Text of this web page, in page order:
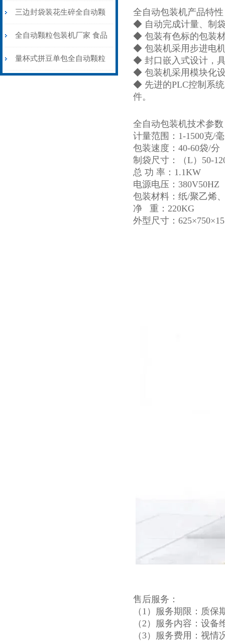
包装机15-35克\包
三边封袋装花生碎全自动颗
粒包装机1000克\包
全自动颗粒包装机厂家 食品
大米小米白糖食盐包装机
量杯式拼豆单包全自动颗粒
全自动包装机产品特性
◆ 自动完成计量、制
◆ 包装有色标的包装
◆ 包装机采用步进电
◆ 封口嵌入式设计，
◆ 包装机采用模块化
◆ 先进的PLC控制系
件。
全自动包装机技术参数
计量范围：1-1500克/
包装速度：40-60袋/分
制袋尺寸：（L）50-
总 功 率：1.1KW
电源电压：
包装材料：纸/聚乙烯
净 重：220KG
外型尺寸：
售后服务：
（1）服务期限：质
（2）服务内容：设
（3）服务费用：视情